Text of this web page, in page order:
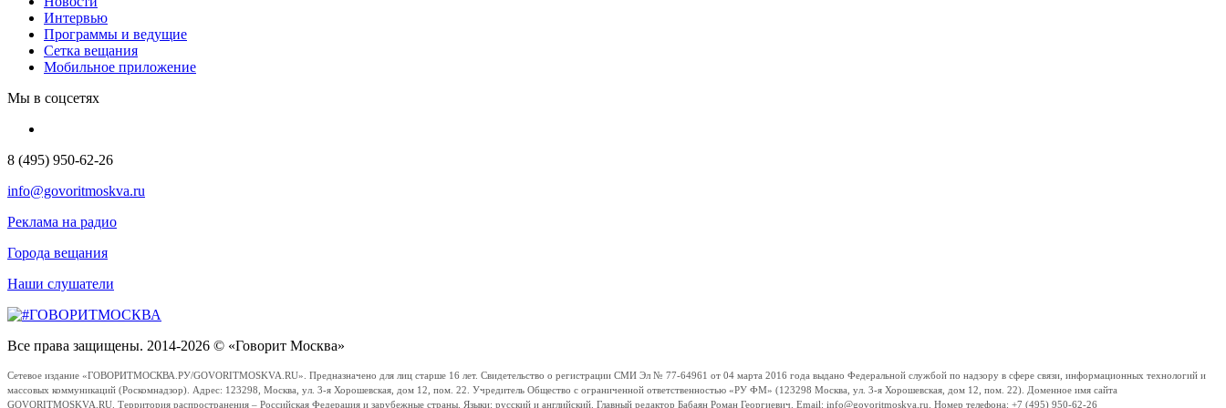
Интервью
Программы и ведущие
Сетка вещания
Мобильное приложение
Мы в соцсетях
8 (495) 950-62-26
info@govoritmoskva.ru
Реклама на радио
Города вещания
Наши слушатели
Все права защищены. 2014-2026 © «Говорит Москва»
Сетевое издание «ГОВОРИТМОСКВА.РУ/GOVORITMOSKVA.RU». Предназначено для лиц старше 16 лет. Свидетельство о регистрации СМИ Эл № 77-64961 от 04 марта 2016 года выдано Федеральной службой по надзору в сфере связи, информационных технологий и
массовых коммуникаций (Роскомнадзор). Адрес: 123298, Москва, ул. 3-я Хорошевская, дом 12, пом. 22. Учредитель Общество с ограниченной ответственностью «РУ ФМ» (123298 Москва, ул. 3-я Хорошевская, дом 12, пом. 22). Доменное имя сайта
GOVORITMOSKVA.RU. Территория распространения – Российская Федерация и зарубежные страны. Языки: русский и английский. Главный редактор Бабаян Роман Георгиевич. Email: info@govoritmoskva.ru. Номер телефона: +7 (495) 950-62-26